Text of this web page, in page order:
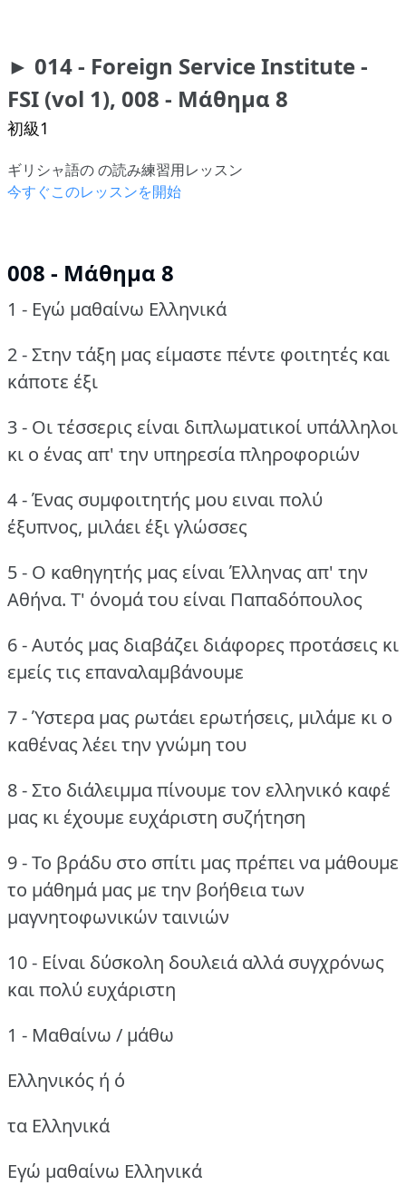
► 014 - Foreign Service Institute -
FSI (vol 1), 008 - Μάθημα 8
初級1
ギリシャ語の の読み練習用レッスン
今すぐこのレッスンを開始
008 - Μάθημα 8
1 - Εγώ μαθαίνω Ελληνικά
2 - Στην τάξη μας είμαστε πέντε φοιτητές και
κάποτε έξι
3 - Οι τέσσερις είναι διπλωματικοί υπάλληλοι
κι ο ένας απ' την υπηρεσία πληροφοριών
4 - Ένας συμφοιτητής μου ειναι πολύ
έξυπνος, μιλάει έξι γλώσσες
5 - Ο καθηγητής μας είναι Έλληνας απ' την
Αθήνα. Τ' όνομά του είναι Παπαδόπουλος
6 - Αυτός μας διαβάζει διάφορες προτάσεις κι
εμείς τις επαναλαμβάνουμε
7 - Ύστερα μας ρωτάει ερωτήσεις, μιλάμε κι ο
καθένας λέει την γνώμη του
8 - Στο διάλειμμα πίνουμε τον ελληνικό καφέ
μας κι έχουμε ευχάριστη συζήτηση
9 - Το βράδυ στο σπίτι μας πρέπει να μάθουμε
το μάθημά μας με την βοήθεια των
μαγνητοφωνικών ταινιών
10 - Είναι δύσκολη δουλειά αλλά συγχρόνως
και πολύ ευχάριστη
1 - Μαθαίνω / μάθω
Ελληνικός ή ό
τα Ελληνικά
Εγώ μαθαίνω Ελληνικά